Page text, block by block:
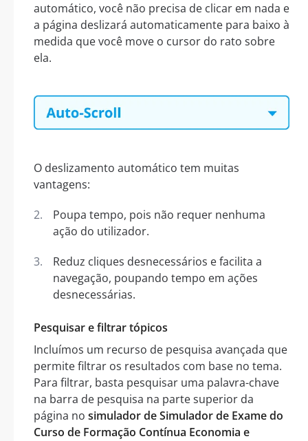
automático, você não precisa de clicar em nada e
a página deslizará automaticamente para baixo à
medida que você move o cursor do rato sobre
ela.
O deslizamento automático tem muitas
vantagens:
Poupa tempo, pois não requer nenhuma
ação do utilizador.
Reduz cliques desnecessários e facilita a
navegação, poupando tempo em ações
desnecessárias.
Pesquisar e filtrar tópicos
Incluímos um recurso de pesquisa avançada que
permite filtrar os resultados com base no tema.
Para filtrar, basta pesquisar uma palavra-chave
na barra de pesquisa na parte superior da
página no simulador de Simulador de Exame do
Curso de Formação Contínua Economia e